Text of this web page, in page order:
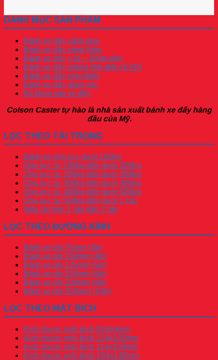
DANH MỤC SẢN PHẨM
Bánh xe đẩy càng inox
Bánh xe đẩy càng thép
Bánh xe đẩy y tế – Bệnh viện
Bánh xe đẩy chống tĩnh điện (ESD)
Bánh xe đẩy chịu nhiệt
Bánh xe đẩy giảm xóc
Bộ khóa sàn xe đẩy
Colson Caster tự hào là nhà sản xuất bánh xe đẩy hàng
đầu của Mỹ.
LỌC THEO TẢI TRỌNG
Bánh xe chịu lực dưới 100kg
Chịu lực từ 100kg đến dưới 200kg
Chịu lực từ 200kg đến dưới 300kg
Chịu lực từ 300kg đến dưới 400kg
Chịu lực từ 400kg đến dưới 500kg
Chịu lực từ 500kg đến dưới 1 tấn
Siêu tải trên 1 tấn đến 2 tấn
LỌC THEO ĐƯỜNG KÍNH
Bánh xe phi 75mm (3in)
Bánh xe phi 100mm (4in)
Bánh xe phi 125mm (5in)
Bánh xe phi 150mm (6in)
Bánh xe phi 200mm (8in)
Bánh xe phi 250mm (10in)
LỌC THEO MẶT BÍCH
Kích thước mặt bích 92x64mm
Kích thước mặt bích 114x102mm
Kích thước mặt bích 114x159mm
Kích thước mặt bích 184x140mm